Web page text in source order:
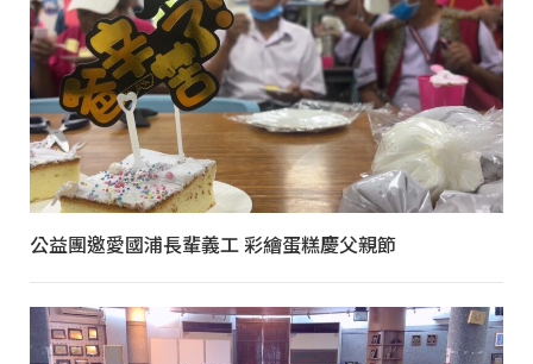
公益團邀愛國浦長輩義工 彩繪蛋糕慶父親節